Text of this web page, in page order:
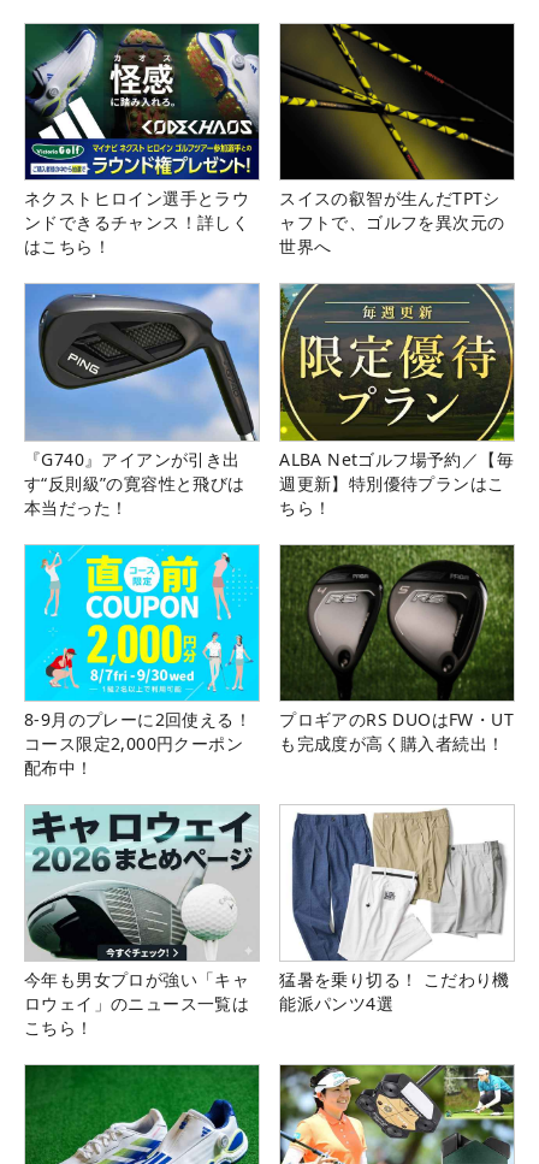
ネクストヒロイン選手とラウ
ンドできるチャンス！詳しく
はこちら！
スイスの叡智が生んだTPTシ
ャフトで、ゴルフを異次元の
世界へ
『G740』アイアンが引き出
す“反則級”の寛容性と飛びは
本当だった！
ALBA Netゴルフ場予約／【毎
週更新】特別優待プランはこ
ちら！
8-9月のプレーに2回使える！
コース限定2,000円クーポン
配布中！
プロギアのRS DUOはFW・UT
も完成度が高く購入者続出！
今年も男女プロが強い「キャ
ロウェイ」のニュース一覧は
こちら！
猛暑を乗り切る！ こだわり機
能派パンツ4選